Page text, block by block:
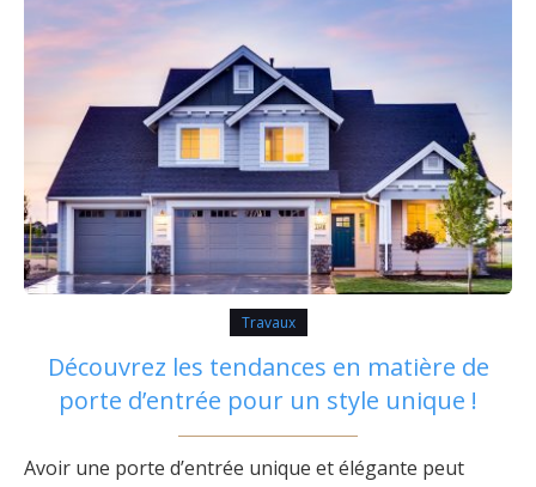
Travaux
Découvrez les tendances en matière de
porte d’entrée pour un style unique !
Avoir une porte d’entrée unique et élégante peut